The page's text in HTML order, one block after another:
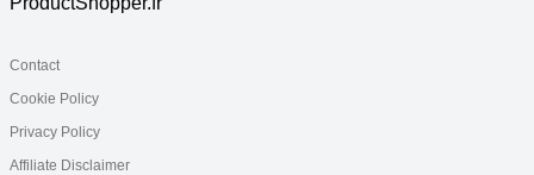
Contact
Cookie Policy
Privacy Policy
Affiliate Disclaimer